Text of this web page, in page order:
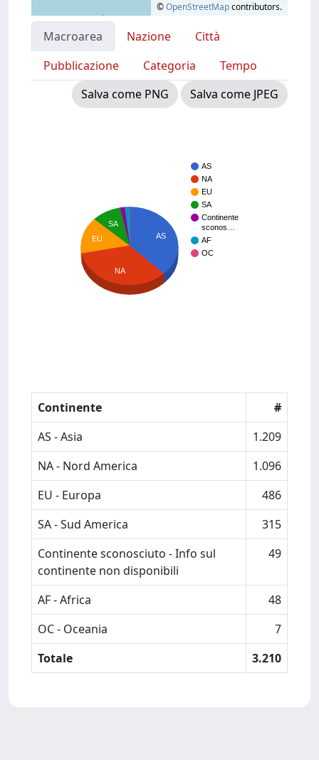
©OpenStreetMapcontributors.
Macroarea Nazione
Città
Pubblicazione
Categoria
Tempo
Salva come PNG
Salva come JPEG
AS
NA
EU
SA
Continente
sconos…
AF
OC
AS
SA
EU
NA
Continente
#
AS - Asia
1.209
NA - Nord America
1.096
EU - Europa
486
SA - Sud America
315
Continente sconosciuto - Info sul
continente non disponibili
49
AF - Africa
48
OC - Oceania
7
Totale
3.210